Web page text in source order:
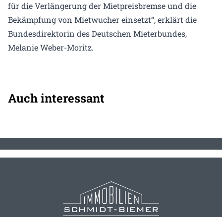
für die Verlängerung der Mietpreisbremse und die
Bekämpfung von Mietwucher einsetzt“, erklärt die
Bundesdirektorin des Deutschen Mieterbundes,
Melanie Weber-Moritz.
Auch interessant